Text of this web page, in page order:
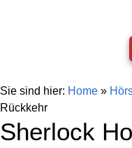
Sie sind hier: Home »
Rückkehr
Sherlock